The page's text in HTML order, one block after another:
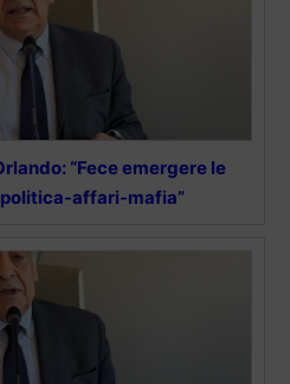
“Fece emergere le
affari-mafia”